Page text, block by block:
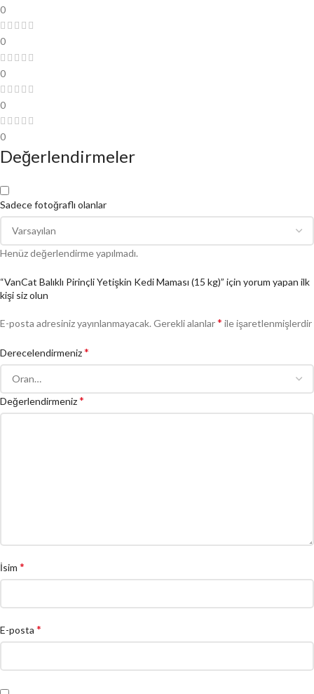
0
0
0
0
0
Değerlendirmeler
Sadece fotoğraflı olanlar
Henüz değerlendirme yapılmadı.
“VanCat Balıklı Pirinçli Yetişkin Kedi Maması (15 kg)” için yorum yapan ilk
kişi siz olun
E-posta adresiniz yayınlanmayacak.Gerekli alanlar* ile işaretlenmişlerdir
Derecelendirmeniz*
Değerlendirmeniz*
İsim *
E-posta *